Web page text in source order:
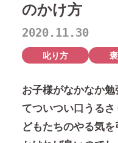
のかけ方
2020.11.30
叱り方
お子様がなかなか
てついつい口うる
どもたちのやる気